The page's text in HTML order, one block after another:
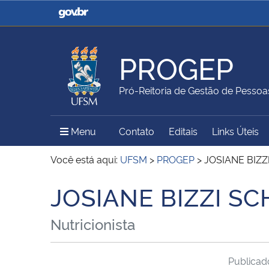
Casa Civil
Ministério da Justiça e
Ministério da Agricultura,
Pecuária e Abastecimento
Ministério da Educação
Ministério do Meio Ambiente Ministério do Turismo
Secretaria de Governo
Gabinete de Segurança
PROGEP
Pró-Reitoria de Gestão de
Menu Menu Principal do Sítio
Contato Editais Links Úteis
Você está aqui: UFSM > PROGEP >JOSIANE
Início do conteúdo
JOSIANE BIZZI
Nutricionista